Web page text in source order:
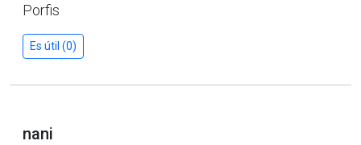
Porfis
Es útil (0)
nani